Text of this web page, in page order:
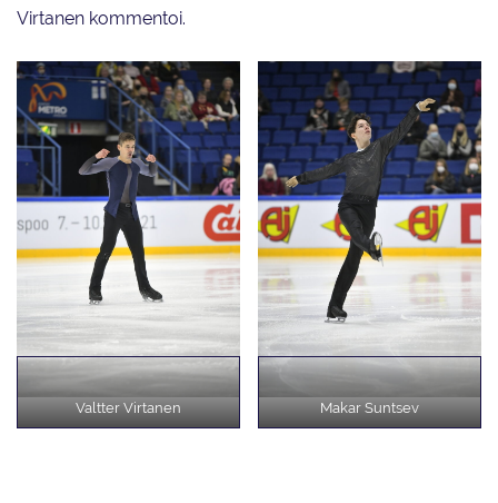
Virtanen kommentoi.
Valtter Virtanen Makar Suntsev